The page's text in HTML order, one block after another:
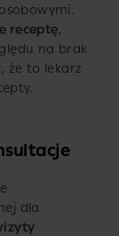
receptę,
na brak
że to lekarz
dla